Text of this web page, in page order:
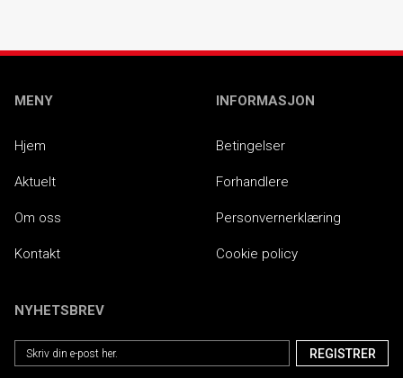
MENY
Hjem
Aktuelt
Om oss
Kontakt
INFORMASJON
Betingelser
Forhandlere
Personvernerklæring
Cookie policy
NYHETSBREV